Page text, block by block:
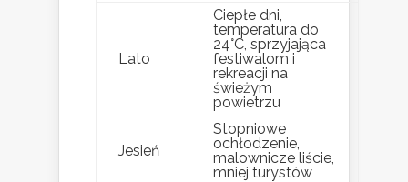
Lato
Ciepłe dni,
temperatura do
24°C, sprzyjająca
festiwalom i
rekreacji na
świeżym
powietrzu
Jesień
Stopniowe
ochłodzenie,
malownicze liście,
mniej turystów